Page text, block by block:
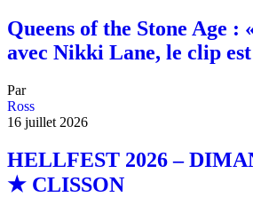
Queens of the Stone Age :
avec Nikki Lane, le clip
Par
Ross
16 juillet 2026
HELLFEST 2026 –
★ CLISSON